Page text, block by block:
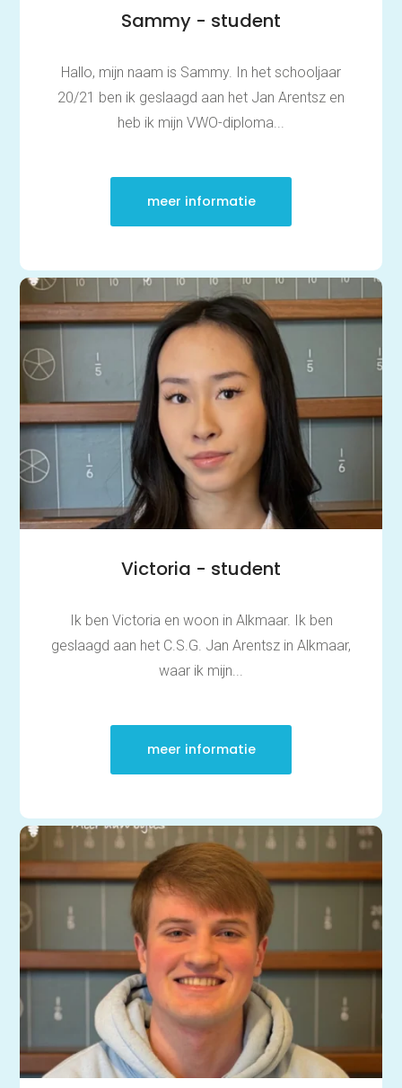
Sammy - student
Hallo, mijn naam is Sammy. In het schooljaar
20/21 ben ik geslaagd aan het Jan Arentsz en
heb ik mijn VWO-diploma...
meer informatie
Victoria - student
Ik ben Victoria en woon in Alkmaar. Ik ben
geslaagd aan het C.S.G. Jan Arentsz in Alkmaar,
waar ik mijn...
meer informatie